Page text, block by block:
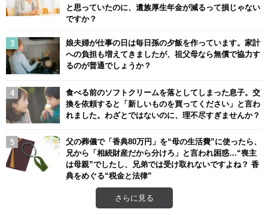
と思っていたのに、遺族厚生年金が減るって損じゃない
ですか？
娘夫婦が仕事の日は毎日孫の夕飯を作っています。家計
への負担も増えてきましたが、祖父母なら無償で協力す
るのが普通でしょうか？
食べる前のソフトクリームを落としてしまった息子。交
換を依頼すると「新しいものを買ってください」と言わ
れました。わざとではないのに、理不尽すぎませんか？
父の葬儀で「香典80万円」を“母の生活費”に使ったら、
兄から「相続財産だから分けろ」と言われ困惑…“喪主
は母親”でしたし、兄弟では受け取れないですよね？ 香
典をめぐる“税金と法律”
さらに見る